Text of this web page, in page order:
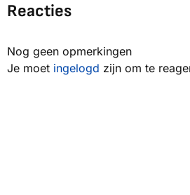
Reacties
Nog geen opmerkingen
Je moet ingelogd zijn om te